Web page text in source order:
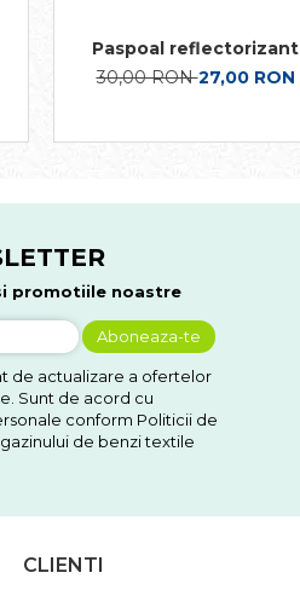
Paspoal reflectorizant
30,00 RON27,00 RON
promotiile noastre
de actualizare a ofertelor
Sunt de acord cu
conform Politicii de
de benzi textile
CLIENTI